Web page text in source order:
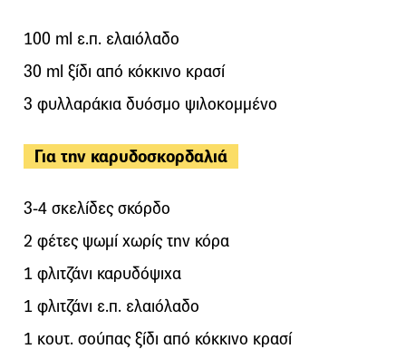
100 ml ε.π. ελαιόλαδο
30 ml ξίδι από κόκκινο κρασί
3 φυλλαράκια δυόσμο ψιλοκομμένο
Για την καρυδοσκορδαλιά
3-4 σκελίδες σκόρδο
2 φέτες ψωμί χωρίς την κόρα
1 φλιτζάνι καρυδόψιχα
1 φλιτζάνι ε.π. ελαιόλαδο
1 κουτ. σούπας ξίδι από κόκκινο κρασί